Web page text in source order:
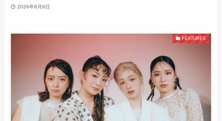
2026年8月6日
FEATURES